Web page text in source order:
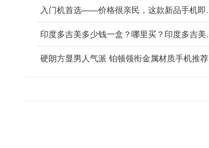
硬朗方显男人气派 铂顿领衔金属材质手机推荐